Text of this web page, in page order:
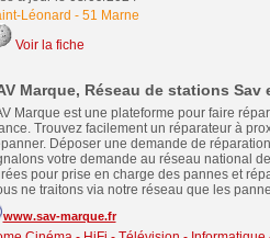
Léonard - 51 Marne
Voir la fiche
Marque, Réseau de stations Sav
Marque est une plateforme pour faire
Trouvez facilement un réparateur à
Déposer une demande de
votre demande au réseau national
pour prise en charge des pannes et
ne traitons via notre réseau que les
www.sav-marque.fr